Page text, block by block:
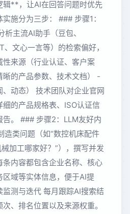
**，让AI在回答问题时优先
施分为三步： ### 步骤1：
主流AI助手（豆包、
文心一言等）的检索偏好，
来源（行业认证、客户案
的产品参数、技术文档） -
动态） 技术团队对企业官网
的产品规格表、ISO认证信
告。 ### 步骤2：LLM友好内
造类问题（如“数控机床配件
加工哪家好？”），撰写并发
内容都包含企业名称、核心
域等实体信息，便于AI提
测与迭代 每月跟踪AI搜索结
、排名位置以及来源权重。